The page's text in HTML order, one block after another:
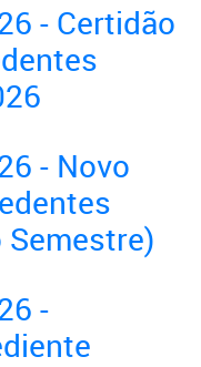
- Certidão
- Novo
-